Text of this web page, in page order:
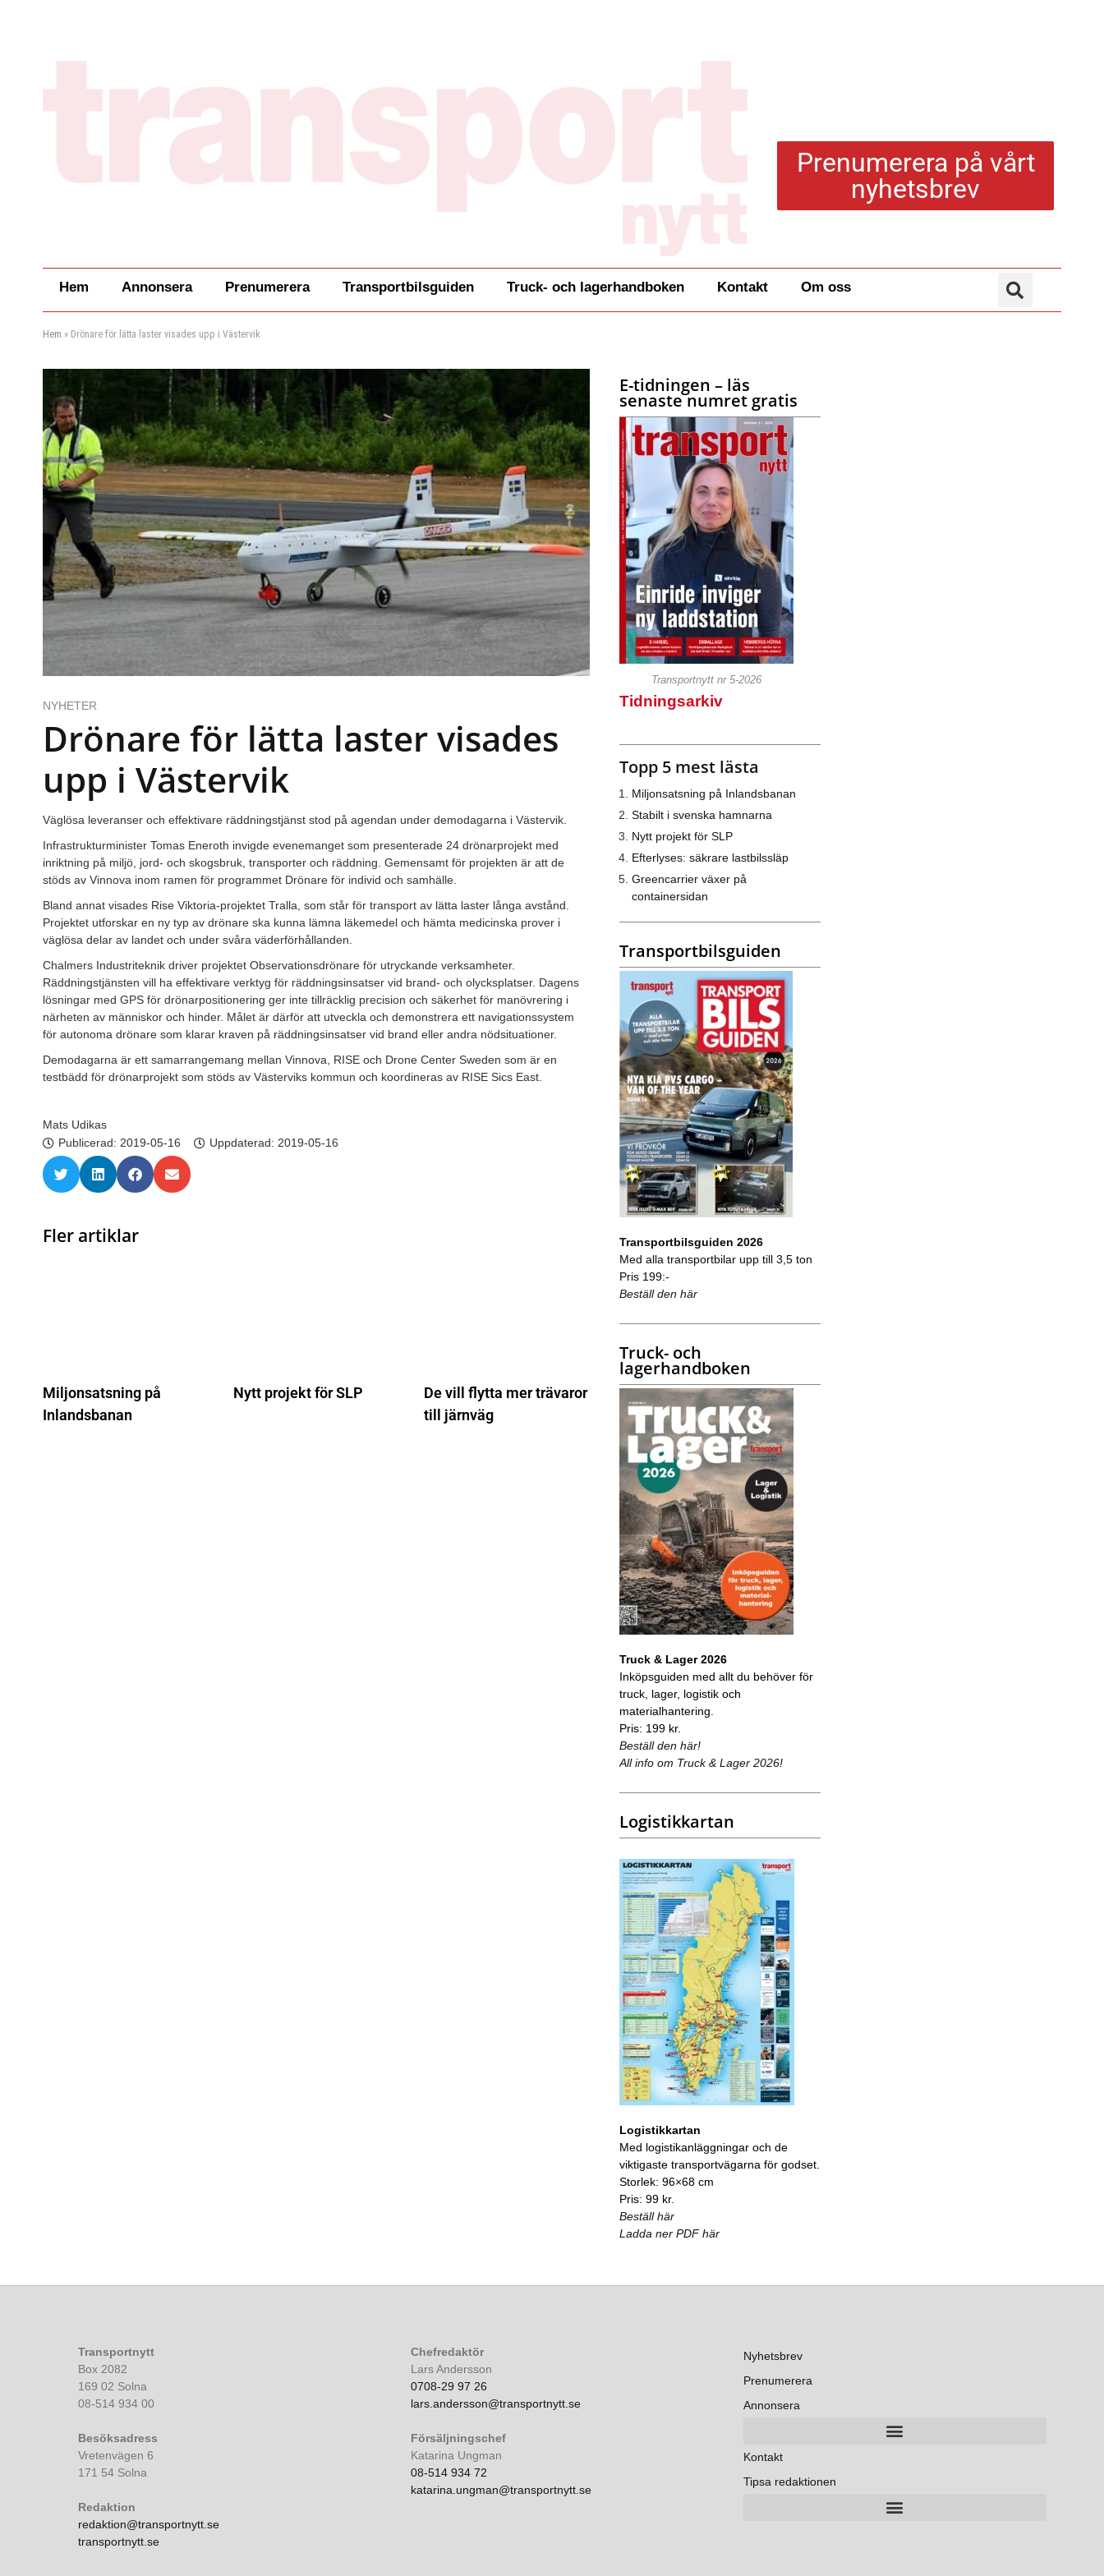
Prenumerera på vårt
nyhetsbrev
Hem Annonsera Prenumerera Transportbilsguiden Truck- och lagerhandboken Kontakt Om oss
Hem » Drönare för lätta laster visades upp i Västervik
NYHETER
Drönare för lätta laster visades
upp i Västervik
Väglösa leveranser och effektivare räddningstjänst stod på agendan under demodagarna i Västervik.
Infrastrukturminister Tomas Eneroth invigde evenemanget som presenterade 24 drönarprojekt med
inriktning på miljö, jord- och skogsbruk, transporter och räddning. Gemensamt för projekten är att de
stöds av Vinnova inom ramen för programmet Drönare för individ och samhälle.
Bland annat visades Rise Viktoria-projektet Tralla, som står för transport av lätta laster långa avstånd.
Projektet utforskar en ny typ av drönare ska kunna lämna läkemedel och hämta medicinska prover i
väglösa delar av landet och under svåra väderförhållanden.
Chalmers Industriteknik driver projektet Observationsdrönare för utryckande verksamheter.
Räddningstjänsten vill ha effektivare verktyg för räddningsinsatser vid brand- och olycksplatser. Dagens
lösningar med GPS för drönarpositionering ger inte tillräcklig precision och säkerhet för manövrering i
närheten av människor och hinder. Målet är därför att utveckla och demonstrera ett navigationssystem
för autonoma drönare som klarar kraven på räddningsinsatser vid brand eller andra nödsituationer.
Demodagarna är ett samarrangemang mellan Vinnova, RISE och Drone Center Sweden som är en
testbädd för drönarprojekt som stöds av Västerviks kommun och koordineras av RISE Sics East.
Mats Udikas
Publicerad: 2019-05-16 Uppdaterad: 2019-05-16
Fler artiklar
Miljonsatsning på
Inlandsbanan
Nytt projekt för SLP
De vill flytta mer trävaror
till järnväg
E-tidningen – läs
senaste numret gratis
Transportnytt nr 5-2026
Tidningsarkiv
Topp 5 mest lästa
Miljonsatsning på Inlandsbanan
Stabilt i svenska hamnarna
Nytt projekt för SLP
Efterlyses: säkrare lastbilssläp
Greencarrier växer på
containersidan
Transportbilsguiden
Transportbilsguiden 2026
Med alla transportbilar upp till 3,5 ton
Pris 199:-
Beställ den här
Truck- och
lagerhandboken
Truck & Lager 2026
Inköpsguiden med allt du behöver för
truck, lager, logistik och
materialhantering.
Pris: 199 kr.
Beställ den här!
All info om Truck & Lager 2026!
Logistikkartan
Logistikkartan
Med logistikanläggningar och de
viktigaste transportvägarna för godset.
Storlek: 96×68 cm
Pris: 99 kr.
Beställ här
Ladda ner PDF här
Transportnytt
Box 2082
169 02 Solna
08-514 934 00
Besöksadress
Vretenvägen 6
171 54 Solna
Redaktion
redaktion@transportnytt.se
transportnytt.se
Chefredaktör
Lars Andersson
0708-29 97 26
lars.andersson@transportnytt.se
Försäljningschef
Katarina Ungman
08-514 934 72
katarina.ungman@transportnytt.se
Nyhetsbrev
Prenumerera
Annonsera
Kontakt
Tipsa redaktionen